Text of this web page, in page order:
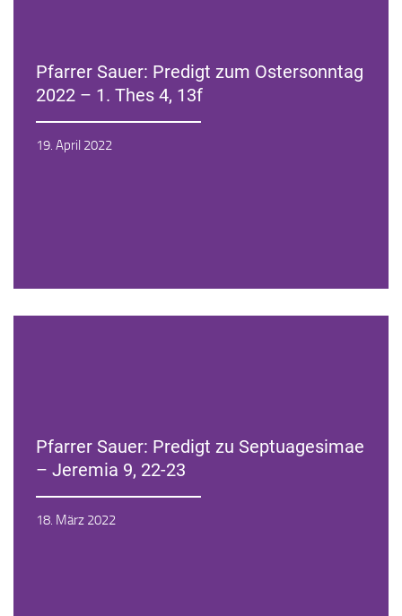
Pfarrer Sauer: Predigt zum Ostersonntag
2022 – 1. Thes 4, 13f
19. April 2022
Zur Andacht
Pfarrer Sauer: Predigt zu Septuagesimae
– Jeremia 9, 22-23
18. März 2022
Zur Andacht